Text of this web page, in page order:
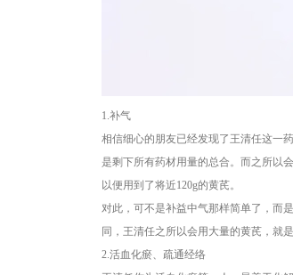
1.补气
相信细心的朋友已经发现了王清任这一
是剩下所有药材用量的总合。而之所以
以便用到了将近120g的黄芪。
对此，可不是补益中气那样简单了，而
同，王清任之所以会用大量的黄芪，就
2.活血化瘀、疏通经络